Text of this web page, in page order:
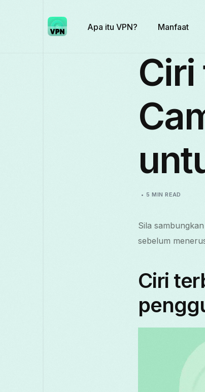
Apa itu VPN? Manfaat
Ciri
5 MIN READ
Sila
sebelum
Ciri